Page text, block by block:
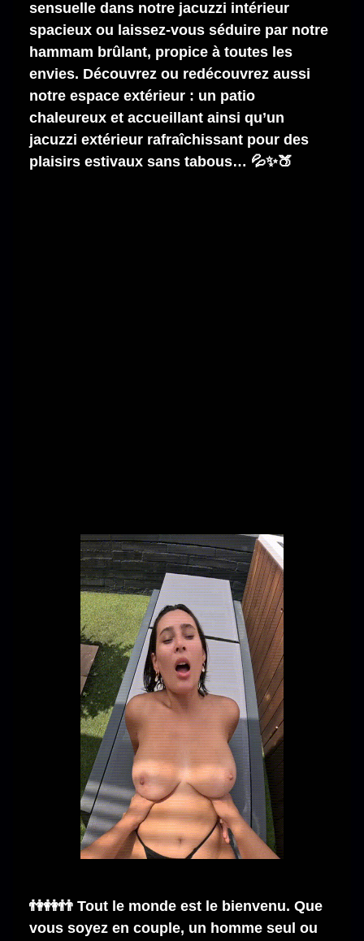
sensuelle dans notre jacuzzi intérieur
spacieux ou laissez-vous séduire par notre
hammam brûlant, propice à toutes les
envies. Découvrez ou redécouvrez aussi
notre espace extérieur : un patio
chaleureux et accueillant ainsi qu’un
jacuzzi extérieur rafraîchissant pour des
plaisirs estivaux sans tabous… 💦✨🍑
👫👭👬 Tout le monde est le bienvenu. Que
vous soyez en couple, un homme seul ou